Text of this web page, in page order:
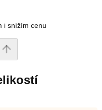
i snížím cenu